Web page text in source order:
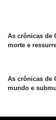
As crônicas de
morte e
As crônicas de
mundo e